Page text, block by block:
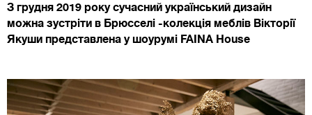
З грудня 2019 року сучасний український дизайн
можна зустріти в Брюсселі -колекція меблів Вікторії
Якуши представлена у шоурумі FAINA House